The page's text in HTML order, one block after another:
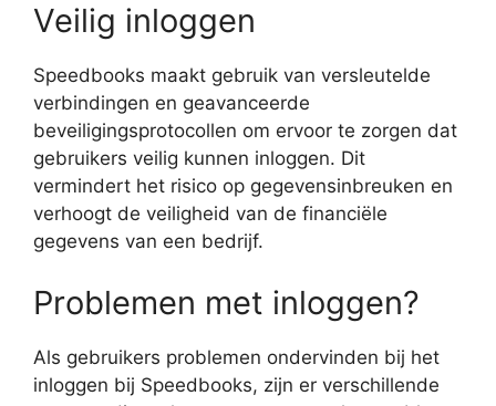
Veilig inloggen
Speedbooks maakt gebruik van versleutelde
verbindingen en geavanceerde
beveiligingsprotocollen om ervoor te zorgen dat
gebruikers veilig kunnen inloggen. Dit
vermindert het risico op gegevensinbreuken en
verhoogt de veiligheid van de financiële
gegevens van een bedrijf.
Problemen met inloggen?
Als gebruikers problemen ondervinden bij het
inloggen bij Speedbooks, zijn er verschillende